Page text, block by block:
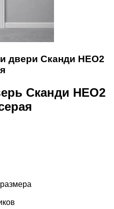
двери Сканди НЕО2
Сканди НЕО2